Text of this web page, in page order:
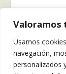
Valoramos
Usamos
navegación,
personalizados
Regionales
Salud
Tecnología